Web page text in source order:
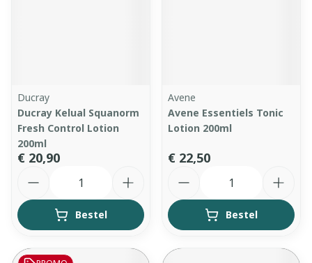
Ducray
Ducray Kelual Squanorm
Fresh Control Lotion
200ml
€ 20,90
Bestel
Avene
Avene Essentiels Tonic
Lotion 200ml
€ 22,50
Bestel